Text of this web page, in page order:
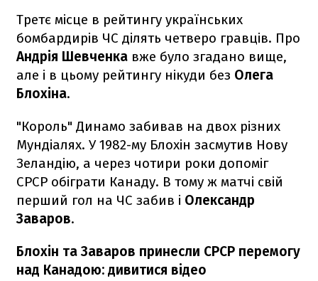
Третє місце в рейтингу українських
бомбардирів ЧС ділять четверо гравців. Про
Андрія Шевченка вже було згадано вище,
але і в цьому рейтингу нікуди без Олега
Блохіна.
"Король" Динамо забивав на двох різних
Мундіалях. У 1982-му Блохін засмутив Нову
Зеландію, а через чотири роки допоміг
СРСР обіграти Канаду. В тому ж матчі свій
перший гол на ЧС забив і Олександр
Заваров.
Блохін та Заваров принесли СРСР перемогу
над Канадою: дивитися відео